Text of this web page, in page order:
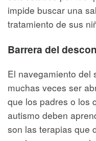
impide buscar una
tratamiento de sus
Barrera del
El navegamiento del
muchas veces ser
que los padres o los
autismo deben
son las terapias que